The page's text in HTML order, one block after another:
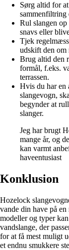
Sørg altid for
sammenfiltring
Rul slangen
snavs eller
Tjek
udskift den om
Brug altid den
formål, f.eks.
terrassen.
Hvis du har en
slangevogn,
begynder at
slanger.
Jeg har brugt
mange år, og
kan varmt
haveentusiast
Konklusion
Hozelock
vande din have på
modeller og typer
vandslange, der
for at få mest muligt
et endnu smukkere